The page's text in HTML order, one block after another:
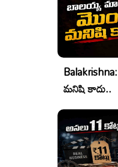
మనిషి కాదు..